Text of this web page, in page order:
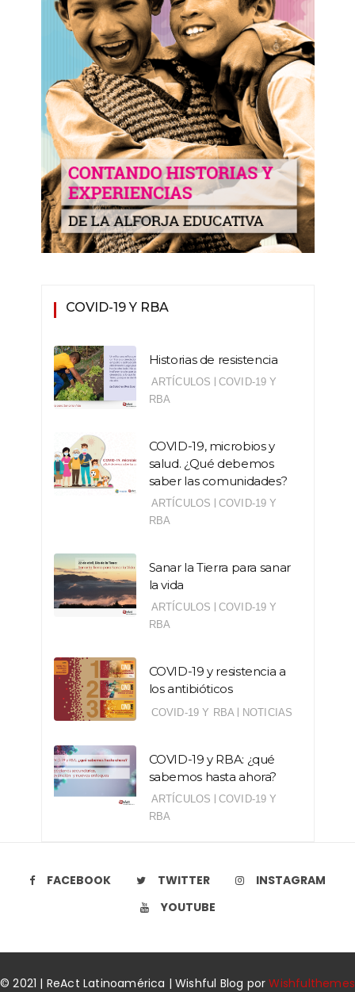
COVID-19 Y RBA
Historias de resistencia
ARTÍCULOS | COVID-19 Y
RBA
COVID-19, microbios y
salud. ¿Qué debemos
saber las comunidades?
ARTÍCULOS | COVID-19 Y
RBA
Sanar la Tierra para sanar
la vida
ARTÍCULOS | COVID-19 Y
RBA
COVID-19 y resistencia a
los antibióticos
COVID-19 Y RBA | NOTICIAS
COVID-19 y RBA: ¿qué
sabemos hasta ahora?
ARTÍCULOS | COVID-19 Y
RBA
FACEBOOK TWITTER
INSTAGRAM
YOUTUBE
© 2021 | ReAct Latinoamérica | Wishful Blog porWishfulthemes